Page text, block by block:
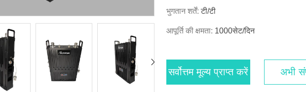
भुगतान शर्तें:टी/टी
आपूर्ति की क्षमता: 1000सेट/दिन
सर्वोत्तम मूल्य प्राप्त करें अभी